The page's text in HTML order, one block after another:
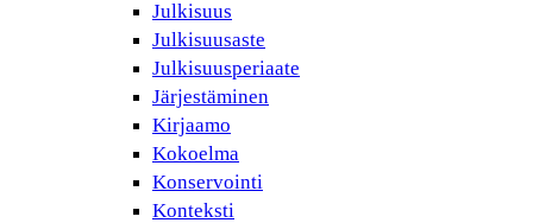
Julkisuus
Julkisuusaste
Julkisuusperiaate
Järjestäminen
Kirjaamo
Kokoelma
Konservointi
Konteksti